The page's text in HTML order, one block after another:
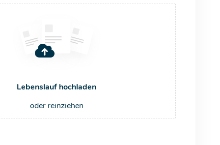
Lebenslauf hochladen
oder reinziehen